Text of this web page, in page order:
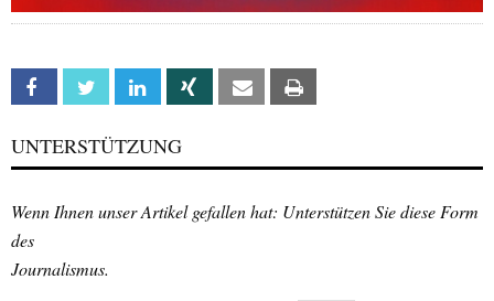
Facebook Twitter Linkedin Xing Email
UNTERSTÜTZUNG
Wenn Ihnen unser Artikel gefallen hat: Unterstützen Sie diese Form
des
Journalismus.